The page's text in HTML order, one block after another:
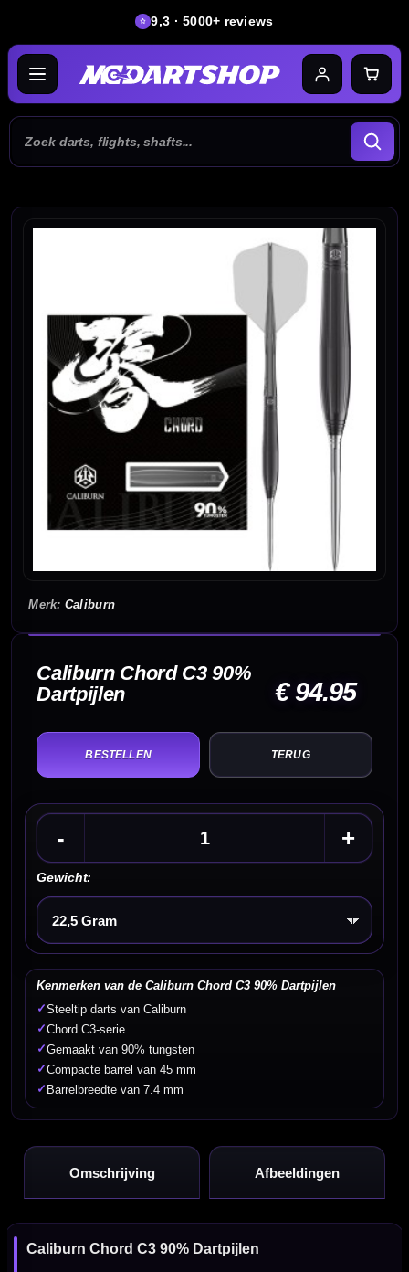
9,3 · 5000+ reviews
Caliburn
Caliburn Chord C3 90%
Dartpijlen
€ 94.95
TERUG
- +
Gewicht:
Kies een optie
Kenmerken van de Caliburn Chord C3 90% Dartpijlen
✓Steeltip darts van Caliburn
✓Chord C3-serie
✓Gemaakt van 90% tungsten
✓Compacte barrel van 45 mm
✓ Barrelbreedte van 7.4 mm
Omschrijving Afbeeldingen
Caliburn Chord C3 90% Dartpijlen